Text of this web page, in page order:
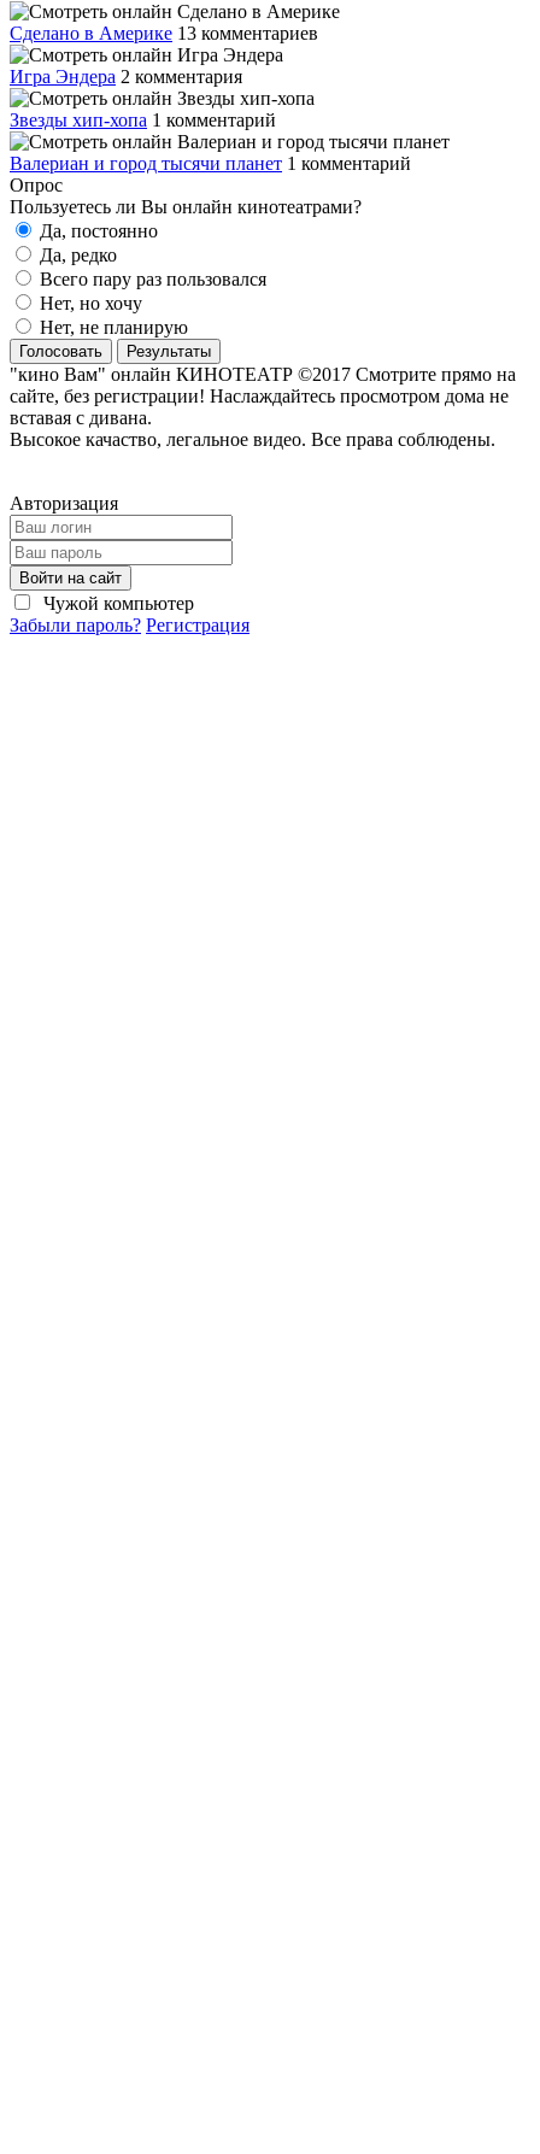
Сделано в Америке 13 комментариев
Игра Эндера 2 комментария
Звезды хип-хопа 1 комментарий
Валериан и город тысячи планет 1 комментарий
Опрос
Пользуетесь ли Вы онлайн кинотеатрами?
Да, постоянно
Да, редко
Всего пару раз пользовался
Нет, но хочу
Нет, не планирую
Голосовать Результаты
"кино Вам" онлайн КИНОТЕАТР ©2017 Смотрите прямо на
сайте, без регистрации! Наслаждайтесь просмотром дома не
вставая с дивана.
Высокое качаство, легальное видео. Все права соблюдены.
Авторизация
Войти на сайт
Чужой компьютер
Забыли пароль? Регистрация